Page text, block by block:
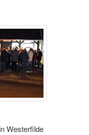
Westerfilde